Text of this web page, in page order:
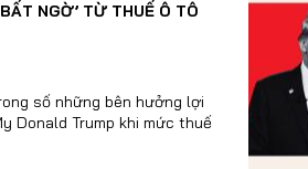
NGỜ’ TỪ THUẾ Ô TÔ
số những bên hưởng lợi
Donald Trump khi mức thuế